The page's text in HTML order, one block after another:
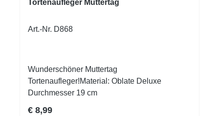
Tortenaufleger Muttertag
Art.-Nr. D868
Wunderschöner Muttertag
Tortenaufleger!Material: Oblate Deluxe
Durchmesser 19 cm
Regulärer Preis:
€ 8,99